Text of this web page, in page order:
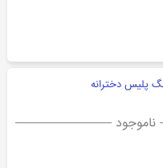
پلیس دخترانه
ناموجود